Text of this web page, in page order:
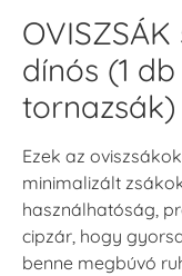
dínós (1
tornazsák)
Ezek az
minimalizált
használhatóság,
cipzár, hogy
benne megbúvó